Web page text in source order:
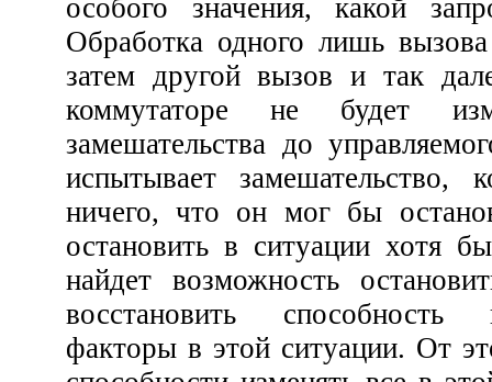
особого значения, какой запрос будет остановлен.
Обработка одного лишь вызова позволяет обработать
затем другой вызов и так далее, пока состояние на
коммутаторе не будет изменено от полного
замешательства до управляемого положения. Человек
испытывает замешательство, когда в ситуации нет
ничего, что он мог бы остановить. Когда он может
остановить в ситуации хотя бы одну вещь, он затем
найдет возможность остановить другие и, наконец,
восстановить способность
факторы в этой ситуации. От